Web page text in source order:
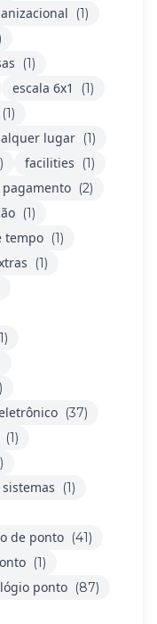
(1)
(1)
escala 6x1 (1)
(1)
lugar (1)
facilities (1)
(2)
(1)
tempo (1)
(1)
(37)
(1)
(1)
de ponto (41)
(1)
ponto (87)